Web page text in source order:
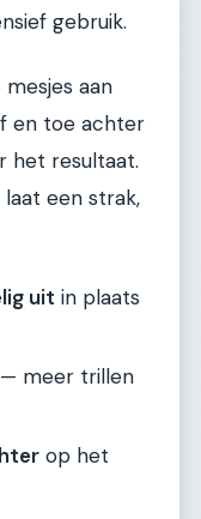
gebruik.
mesjes aan
en toe achter
het resultaat.
laat een strak,
uit in plaats
— meer trillen
op het